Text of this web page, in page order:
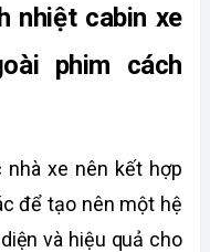
nhiệt cabin xe
phim cách
nhà xe nên kết hợp
để tạo nên một hệ
và hiệu quả cho